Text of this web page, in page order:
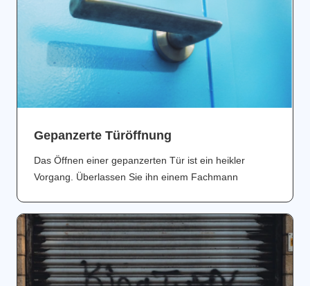
Gepanzerte Türöffnung
Das Öffnen einer gepanzerten Tür ist ein heikler
Vorgang. Überlassen Sie ihn einem Fachmann